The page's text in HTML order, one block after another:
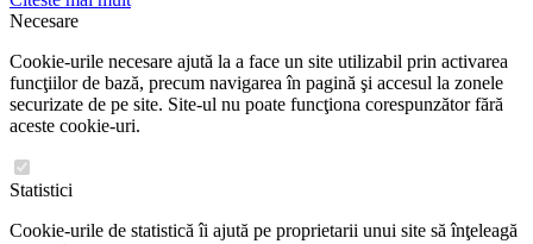
Necesare
Cookie-urile necesare ajută la a face un site utilizabil prin activarea
funcţiilor de bază, precum navigarea în pagină şi accesul la zonele
securizate de pe site. Site-ul nu poate funcţiona corespunzător fără
aceste cookie-uri.
Statistici
Cookie-urile de statistică îi ajută pe proprietarii unui site să înţeleagă